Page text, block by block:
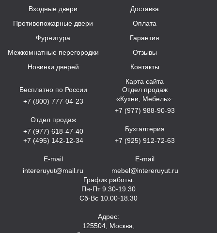
Входные двери
Противопожарные двери
Фурнитура
Межкомнатные перегородки
Новинки дверей
Доставка
Оплата
Гарантия
Отзывы
Контакты
Карта сайта
Бесплатно по России
+7 (800) 777-04-23
Отдел продаж
+7 (977) 618-47-40
+7 (495) 142-12-34
E-mail
intereruyut@mail.ru
Отдел продаж
«Кухни, Мебель»:
+7 (977) 988-90-93
Бухгалтерия
+7 (925) 912-72-63
E-mail
mebel@intereruyut.ru
График работы:
Пн-Пт 9.30-19.30
Сб-Вс 10.00-18.30
Адрес:
125504, Москва,